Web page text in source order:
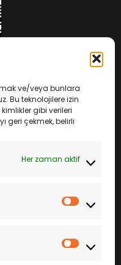
ve/veya bunlara
Bu teknolojilere izin
gibi verileri
geri çekmek, belirli
Her zaman aktif
İstatistik